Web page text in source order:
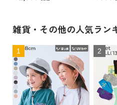
雑貨・その他の人気ラン
1 2